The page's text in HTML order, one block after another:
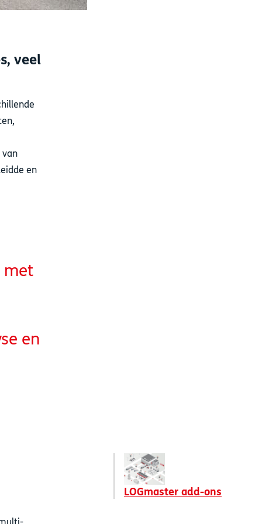
veel
van
en
met
en
LOGmaster add-ons